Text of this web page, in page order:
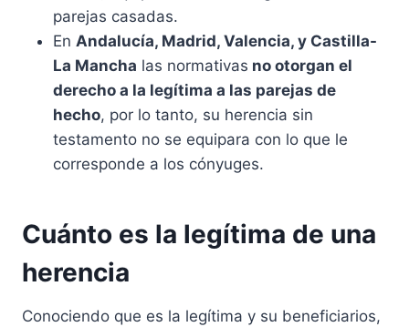
parejas casadas.
En Andalucía, Madrid, Valencia, y Castilla-
La Mancha las normativas no otorgan el
derecho a la legítima a las parejas de
hecho, por lo tanto, su herencia sin
testamento no se equipara con lo que le
corresponde a los cónyuges.
Cuánto es la legítima de una
herencia
Conociendo que es la legítima y su beneficiarios,